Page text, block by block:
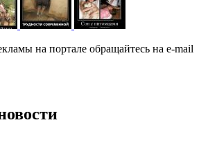
на портале обращайтесь на e-mail